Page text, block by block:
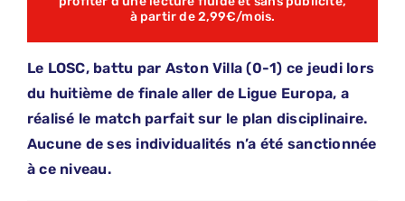
à partir de 2,99€/mois.
Le LOSC, battu par Aston Villa (0-1) ce jeudi lors
du huitième de finale aller de Ligue Europa, a
réalisé le match parfait sur le plan disciplinaire.
Aucune de ses individualités n’a été sanctionnée
à ce niveau.